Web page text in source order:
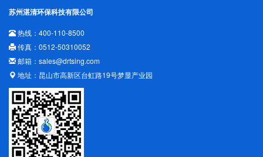
苏州湛清环保科技有限公司
热线：400-110-8500
传真：0512-50310052
邮箱：sales@drtsing.com
地址：昆山市高新区台虹路19号梦显产业园